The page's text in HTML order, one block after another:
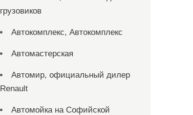
грузовиков
Автокомплекс, Автокомплекс
Автомастерская
Автомир, официальный дилер
Renault
Автомойка на Софийской